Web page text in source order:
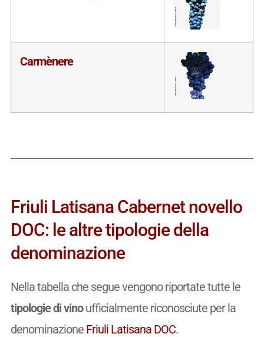
Carmènere
Friuli Latisana Cabernet novello
DOC: le altre tipologie della
denominazione
Nella tabella che segue vengono riportate tutte le
tipologie di vinoufficialmente riconosciute per la
denominazione Friuli Latisana DOC.